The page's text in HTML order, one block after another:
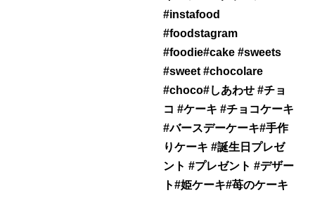
#instafood
#foodstagram
#foodie#cake #sweets
#sweet #chocolare
#choco#しあわせ #チョ
コ #ケーキ #チョコケーキ
#バースデーケーキ#手作
りケーキ #誕生日プレゼ
ント #プレゼント #デザー
ト#姫ケーキ#苺のケーキ